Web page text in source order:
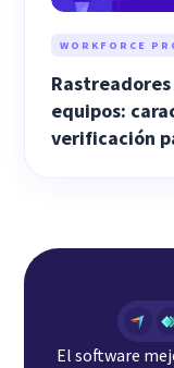
WORKFORCE
equipos:
verificación
El software